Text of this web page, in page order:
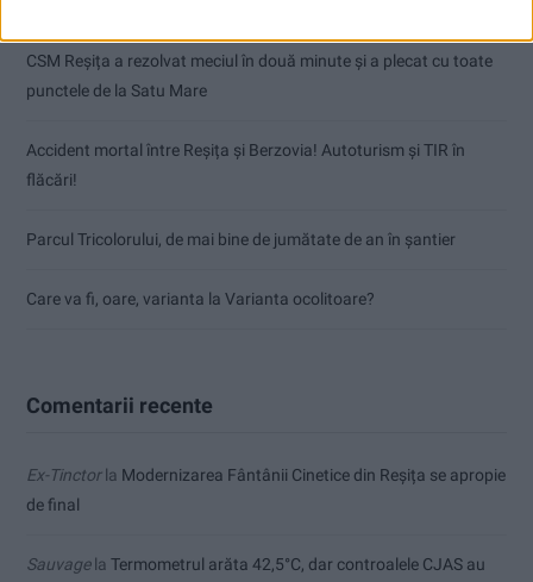
CSM Reșița a rezolvat meciul în două minute și a plecat cu toate
punctele de la Satu Mare
Accident mortal între Reșița și Berzovia! Autoturism și TIR în
flăcări!
Parcul Tricolorului, de mai bine de jumătate de an în șantier
Care va fi, oare, varianta la Varianta ocolitoare?
Comentarii recente
Ex-Tinctorla Modernizarea Fântânii Cinetice din Reșița se apropie
de final
Sauvagela Termometrul arăta 42,5°C, dar controalele CJAS au